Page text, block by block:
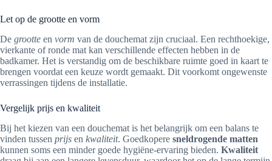
Let op de grootte en vorm
De grootte en vorm van de douchemat zijn cruciaal. Een rechthoekige,
vierkante of ronde mat kan verschillende effecten hebben in de
badkamer. Het is verstandig om de beschikbare ruimte goed in kaart te
brengen voordat een keuze wordt gemaakt. Dit voorkomt ongewenste
verrassingen tijdens de installatie.
Vergelijk prijs en kwaliteit
Bij het kiezen van een douchemat is het belangrijk om een balans te
vinden tussen prijs en kwaliteit. Goedkopere sneldrogende matten
kunnen soms een minder goede hygiëne-ervaring bieden. Kwaliteit